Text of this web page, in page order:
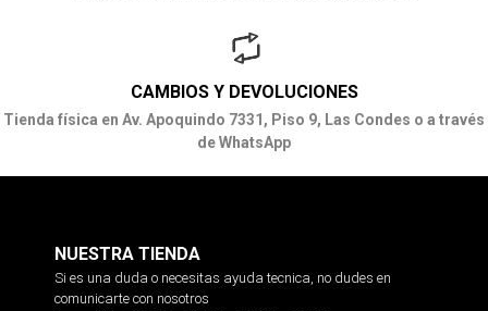
CAMBIOS Y DEVOLUCIONES
Tienda física en Av. Apoquindo 7331, Piso 9, Las Condes o a través
de WhatsApp
NUESTRA TIENDA
Si es una duda o necesitas ayuda tecnica, no dudes en
comunicarte con nosotros